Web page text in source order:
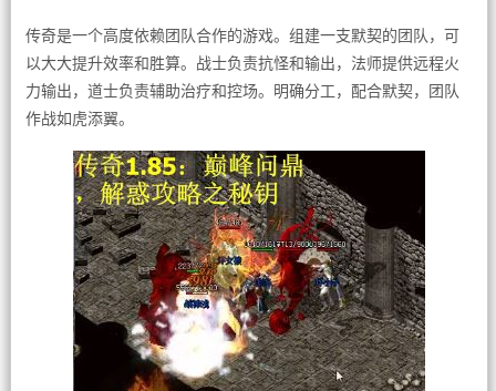
传奇是一个高度依赖团队合作的游戏。组建一支默契的团队，可
以大大提升效率和胜算。战士负责抗怪和输出，法师提供远程火
力输出，道士负责辅助治疗和控场。明确分工，配合默契，团队
作战如虎添翼。